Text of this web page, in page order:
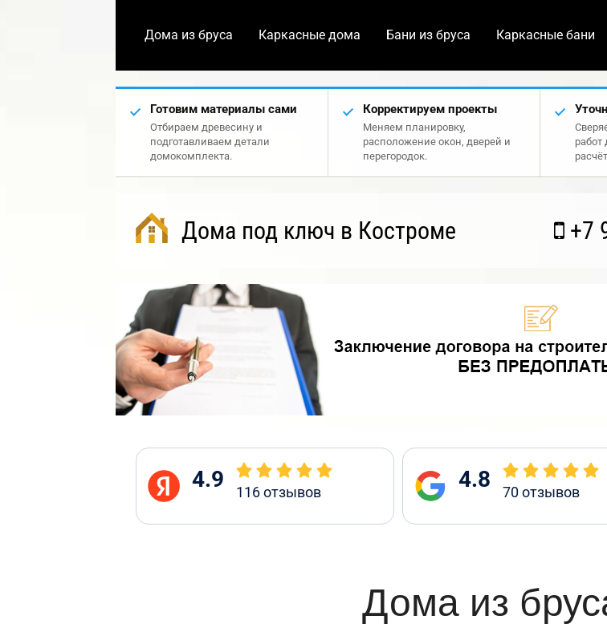
Дома из бруса Каркасные дома Бани из бруса Каркасные бани
Готовим материалы сами
Отбираем древесину и
подготавливаем детали
домокомплекта.
Корректируем проекты
Меняем планировку,
расположение окон, дверей и
перегородок.
работ
Дома под ключ в Костроме +7
4.9 116отзывов 4.8 70отзывов
Дома из